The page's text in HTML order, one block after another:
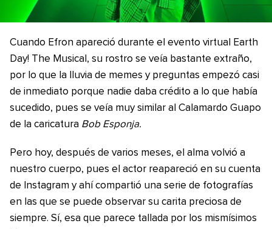
Cuando Efron apareció durante el evento virtual Earth
Day! The Musical, su rostro se veía bastante extraño,
por lo que la lluvia de memes y preguntas empezó casi
de inmediato porque nadie daba crédito a lo que había
sucedido, pues se veía muy similar al Calamardo Guapo
de la caricatura Bob Esponja.
Pero hoy, después de varios meses, el alma volvió a
nuestro cuerpo, pues el actor reapareció en su cuenta
de Instagram y ahí compartió una serie de fotografías
en las que se puede observar su carita preciosa de
siempre. Sí, esa que parece tallada por los mismísimos